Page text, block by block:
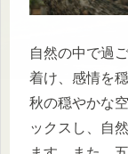
自然の中で過
着け、感情を
秋の穏やかな
ックスし、自